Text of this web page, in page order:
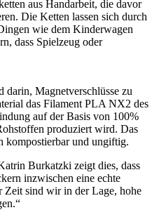
aus Handarbeit, die davor
Die Ketten lassen sich durch
wie dem Kinderwagen
dass Spielzeug oder
Magnetverschlüsse zu
das Filament PLA NX2 des
auf der Basis von 100%
produziert wird. Das
kompostierbar und ungiftig.
Burkatzki zeigt dies, dass
inzwischen eine echte
Zeit sind wir in der Lage, hohe